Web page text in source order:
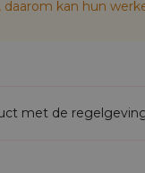
kan hun
met de